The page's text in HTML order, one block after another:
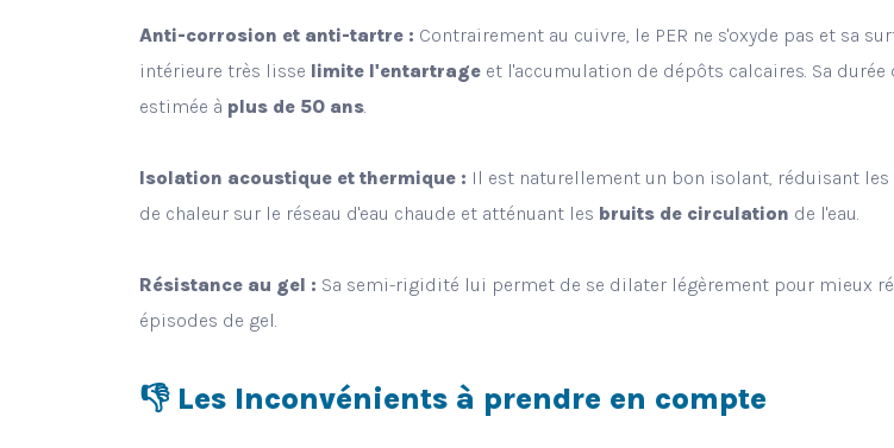
Anti-corrosion et anti-tartre : Contrairement au cuivre, le PER ne s'oxyde pas et sa
intérieure très lisse limite l'entartrage et l'accumulation de dépôts calcaires. Sa durée
estimée à plus de 50 ans.
Isolation acoustique et thermique : Il est naturellement un bon isolant, réduisant
de chaleur sur le réseau d'eau chaude et atténuant les bruits de circulation de l'eau.
Résistance au gel : Sa semi-rigidité lui permet de se dilater légèrement pour mieux
épisodes de gel.
👎Les Inconvénients à prendre en compte